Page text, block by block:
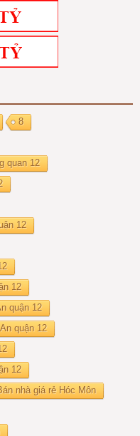
8
quan 12
12
12
quận 12
quận 12
12
nhà giá rẻ Hóc Môn